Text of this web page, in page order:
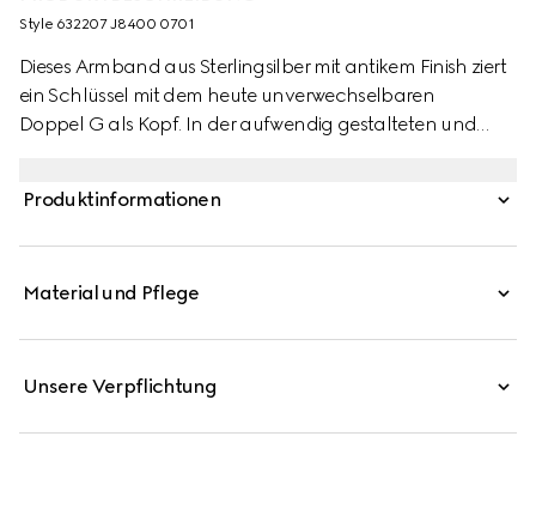
Style ‎632207 J8400 0701
Dieses Armband aus Sterlingsilber mit antikem Finish ziert
ein Schlüssel mit dem heute unverwechselbaren
Doppel G als Kopf. In der aufwendig gestalteten und
finden sich häufig dezente Anspielungen auf das Haus.
Produktinformationen
Material und Pflege
Unsere Verpflichtung